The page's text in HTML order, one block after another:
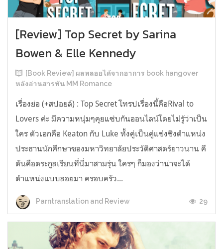
[Review] Top Secret by Sarina
Bowen & Elle Kennedy
[Book Review] ผลพลอยได้จากอาการ book hangover
หลังอ่านสารพัน MM Romance
เรื่องย่อ (+สปอยล์) : Top Secret โทรปเรื่องนี้คือRival to
Lovers ค่ะ มีความหนุ่มๆคุยแซ่บกันออนไลน์โดยไม่รู้ว่าเป็น
ใคร ตัวเอกคือ Keaton กับ Luke ทั้งคู่เป็นคู่แข่งชิงตำแหน่ง
ประธานนักศึกษาของมหาวิทยาลัยประวัติศาสตร์ยาวนาน คี
ตันคือตระกูลเรียนที่นี่มาสามรุ่น ใครๆ ก็มองว่าน่าจะได้
ตำแหน่งแบบลอยมา ครอบครัว...
Parntranslation and Review 29